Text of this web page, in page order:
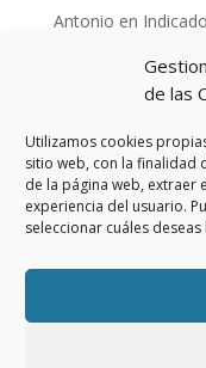
de las
Utilizamos cookies
sitio web, con la finalidad
de la página web, extraer
experiencia del usuario.
seleccionar cuáles
Antonio en
en
enDe